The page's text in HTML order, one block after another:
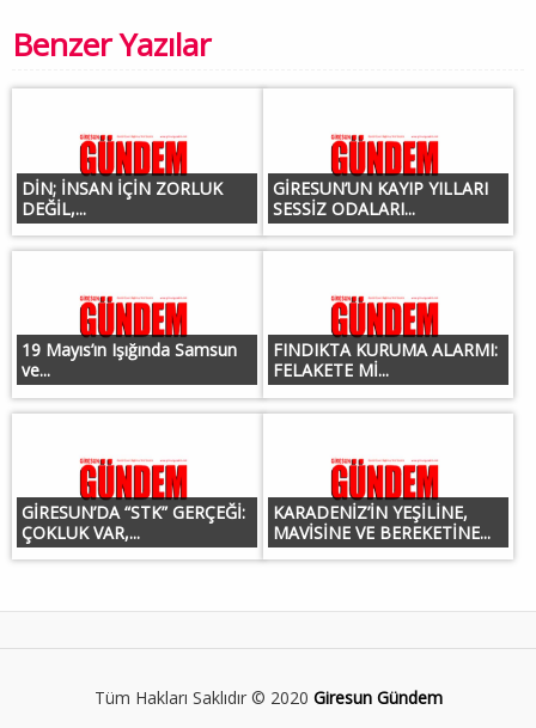
Benzer Yazılar
DİN; İNSAN İÇİN ZORLUK
DEĞİL,...
GİRESUN’UN KAYIP YILLARI
SESSİZ ODALARI...
19 Mayıs’ın Işığında Samsun
ve...
FINDIKTA KURUMA ALARMI:
FELAKETE Mİ...
GİRESUN’DA “STK” GERÇEĞİ:
ÇOKLUK VAR,...
KARADENİZ’İN YEŞİLİNE,
MAVİSİNE VE BEREKETİNE...
Tüm Hakları Saklıdır © 2020 Giresun Gündem